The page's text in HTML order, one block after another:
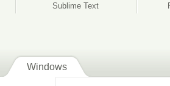
Sublime Text
Windows